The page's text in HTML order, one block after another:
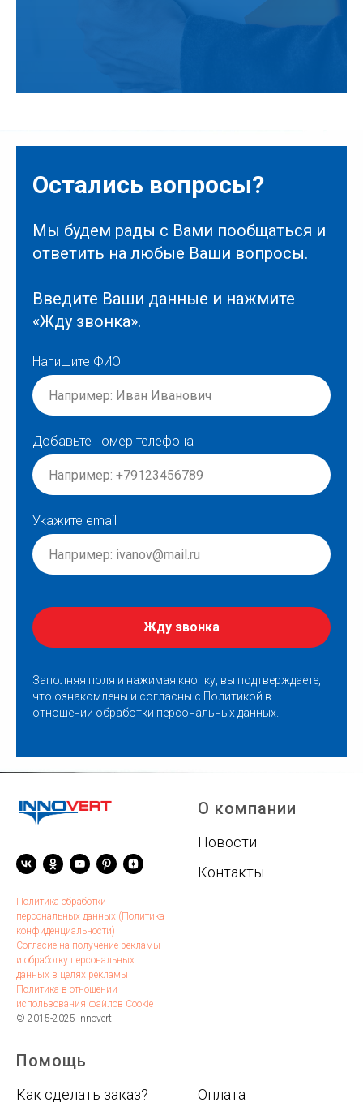
Остались вопросы?
Мы будем рады с Вами пообщаться и
ответить на любые Ваши вопросы.
Введите Ваши данные и нажмите
«Жду звонка».
Напишите ФИО
Добавьте номер телефона
Укажите email
Жду звонка
Заполняя поля и нажимая кнопку, вы подтверждаете,
что ознакомлены и согласны с Политикой в
отношении обработки персональных данных
Политика обработки
персональных данных (Политика
конфиденциальности)
Согласие на получение рекламы
и обработку персональных
данных в целях рекламы
Политика в отношении
использования файлов Cookie
© 2015-2025 Innovert
О компании
Новости
Контакты
Помощь
Как сделать заказ? Оплата